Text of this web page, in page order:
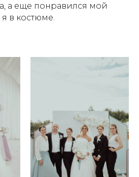
а еще понравился мой
в костюме.